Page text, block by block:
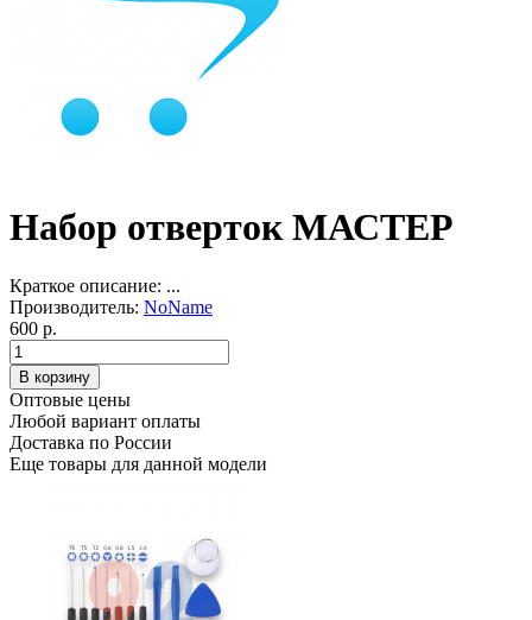
Набор отверток МАСТЕР
Краткое описание: ...
Производитель: NoName
600 р.
Оптовые цены
Любой вариант оплаты
Доставка по России
Еще товары для данной модели